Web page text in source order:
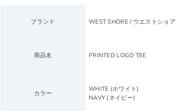
ブランド WEST SHORE / ウエストショア
商品名 PRINTED LOGO TEE
カラー
WHITE (ホワイト)
NAVY (ネイビー)